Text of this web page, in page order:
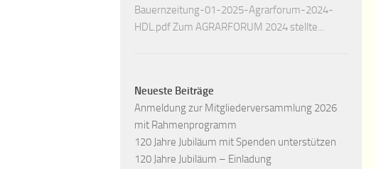
Bauernzeitung-01-2025-Agrarforum-2024-
HDL.pdf Zum AGRARFORUM 2024 stellte...
Neueste Beiträge
Anmeldung zur Mitgliederversammlung 2026
mit Rahmenprogramm
120 Jahre Jubiläum mit Spenden unterstützen
120 Jahre Jubiläum – Einladung